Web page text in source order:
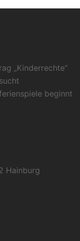
„Kinderrechte“
beginnt
Hainburg